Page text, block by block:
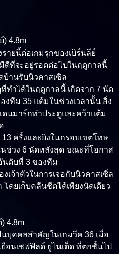
) 4.8m
ายนี้ต่อเกมรุกของเบิร์นลีย์
ดีที่จะอยู่รอดต่อไปในฤดูกาลนี้
บ้านรับนิวคาสเซิล
ทำได้ในฤดูกาลนี้ เกิดจาก 7 นัด
ทีม 35 แต้มในช่วงเวลานั้น สิ่ง
นมาร์กทำประตูและคว้าแต้ม
ครั้งและยิงในกรอบเขตโทษ
นช่วง 6 นัดหลังสุด ขณะที่โอกาส
นดับที่ 3 ของทีม
จ้าตัวในการเจอกับนิวคาสเซิ่ล
ดยเก็บคลีนชีตได้เพียงนัดเดียว
4.8m
บุคคลสำคัญในเกมวีค 36 เมื่อ
อนเชฟฟิลด์ ยูไนเต็ด ที่ตกชั้นไป